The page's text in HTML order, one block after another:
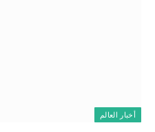
أخبار العالم